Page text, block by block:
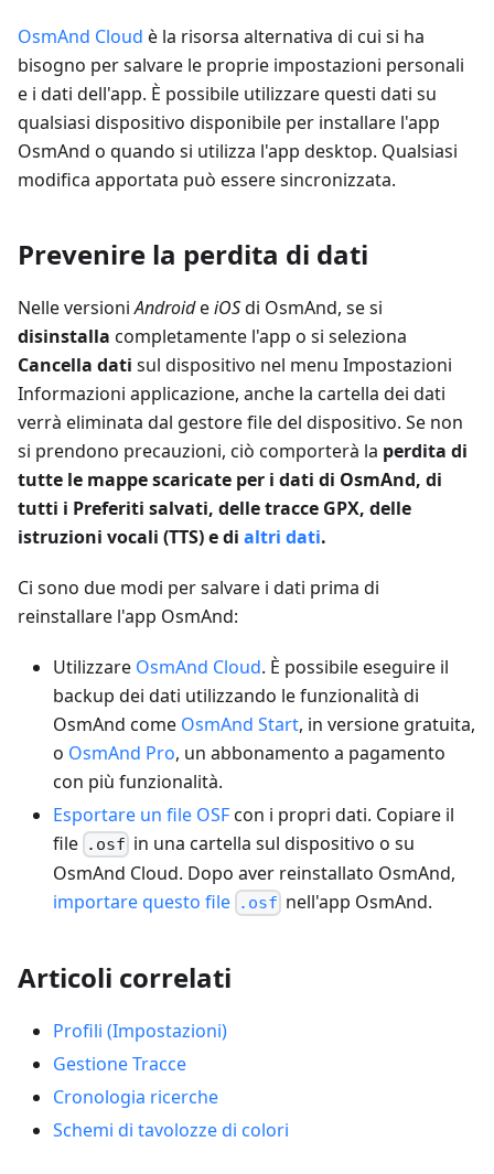
OsmAnd Cloud è la risorsa alternativa di cui si ha
bisogno per salvare le proprie impostazioni personali
e i dati dell'app. È possibile utilizzare questi dati su
qualsiasi dispositivo disponibile per installare l'app
OsmAnd o quando si utilizza l'app desktop. Qualsiasi
modifica apportata può essere sincronizzata.
Prevenire la perdita di dati
Nelle versioniAndroideiOSdi OsmAnd, se si
disinstalla completamente l'app o si seleziona
Cancella dati sul dispositivo nel menu Impostazioni
Informazioni applicazione, anche la cartella dei dati
verrà eliminata dal gestore file del dispositivo. Se non
si prendono precauzioni, ciò comporterà la perdita di
tutte le mappe scaricate per i dati di OsmAnd, di
tutti i Preferiti salvati, delle tracce GPX, delle
istruzioni vocali (TTS) e di altri dati.
Ci sono due modi per salvare i dati prima di
reinstallare l'app OsmAnd:
Utilizzare OsmAnd Cloud. È possibile eseguire il
backup dei dati utilizzando le funzionalità di
OsmAnd come OsmAnd Start, in versione gratuita,
o OsmAnd Pro, un abbonamento a pagamento
con più funzionalità.
Esportare un file OSFcon i propri dati. Copiare il
file .osf in una cartella sul dispositivo o su
OsmAnd Cloud. Dopo aver reinstallato OsmAnd,
importare questo file .osf nell'app OsmAnd.
Articoli correlati
Profili (Impostazioni)
Gestione Tracce
Cronologia ricerche
Schemi di tavolozze di colori